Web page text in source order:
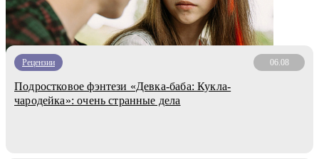
Рецензии 06.08
Подростковое фэнтези «Девка-баба: Кукла-
чародейка»: очень странные дела